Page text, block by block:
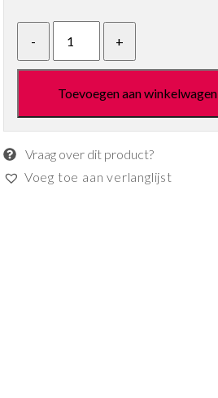
Toevoegen aan winkelwagen
Vraag over dit product?
Voeg toe aan verlanglijst